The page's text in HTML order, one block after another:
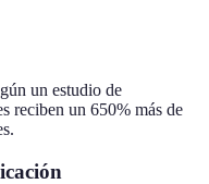
un estudio de
reciben un 650% más de